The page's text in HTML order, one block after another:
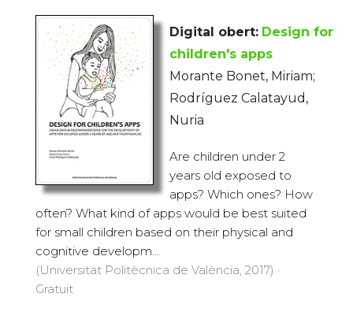
Digital obert: Design for
children's apps
Morante Bonet, Miriam;
Rodríguez Calatayud,
Nuria
Are children under 2
years old exposed to
apps? Which ones? How
often? What kind of apps would be best suited
for small children based on their physical and
cognitive developm...
(Universitat Politècnica de València, 2017) ·
Gratuït